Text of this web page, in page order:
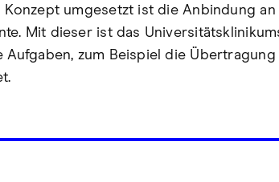
Konzept umgesetzt ist die Anbindung
Mit dieser ist das
Aufgaben, zum Beispiel die Übertragung